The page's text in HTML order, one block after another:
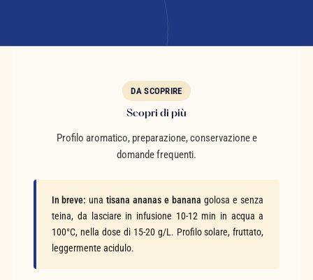
DA SCOPRIRE
Scopri di più
Profilo aromatico, preparazione, conservazione e
domande frequenti.
In breve: unatisana ananas e banana golosa e senza
teina, da lasciare in infusione 10-12 min in acqua a
100°C, nella dose di 15-20 g/L. Profilo solare, fruttato,
leggermente acidulo.